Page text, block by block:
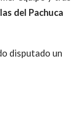
del Pachuca
disputado un